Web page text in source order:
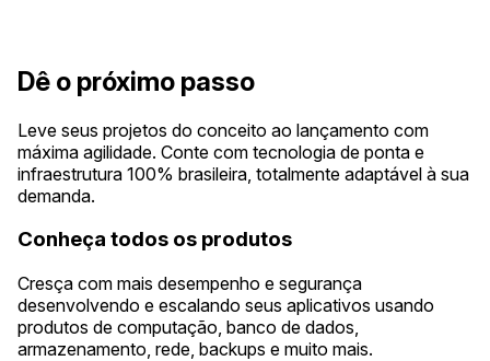
Dê o próximo passo
Leve seus projetos do conceito ao lançamento com
máxima agilidade. Conte com tecnologia de ponta e
infraestrutura 100% brasileira, totalmente adaptável à sua
demanda.
Conheça todos os produtos
Cresça com mais desempenho e segurança
desenvolvendo e escalando seus aplicativos usando
produtos de computação, banco de dados,
armazenamento, rede, backups e muito mais.